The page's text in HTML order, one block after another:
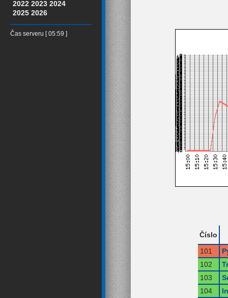
2022 2023 2024
2025 2026
Čas serveru [ 05:59 ]
Číslo
101
102
103
104